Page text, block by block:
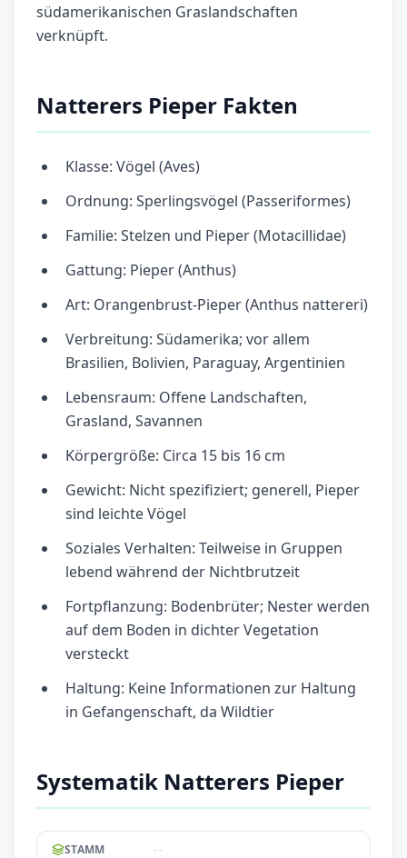
südamerikanischen Graslandschaften
verknüpft.
Natterers Pieper Fakten
Klasse: Vögel (Aves)
Ordnung: Sperlingsvögel (Passeriformes)
Familie: Stelzen und Pieper (Motacillidae)
Gattung: Pieper (Anthus)
Art: Orangenbrust-Pieper (Anthus nattereri)
Verbreitung: Südamerika; vor allem
Brasilien, Bolivien, Paraguay, Argentinien
Lebensraum: Offene Landschaften,
Grasland, Savannen
Körpergröße: Circa 15 bis 16 cm
Gewicht: Nicht spezifiziert; generell, Pieper
sind leichte Vögel
Soziales Verhalten: Teilweise in Gruppen
lebend während der Nichtbrutzeit
Fortpflanzung: Bodenbrüter; Nester werden
auf dem Boden in dichter Vegetation
versteckt
Haltung: Keine Informationen zur Haltung
in Gefangenschaft, da Wildtier
Systematik Natterers Pieper
STAMM --